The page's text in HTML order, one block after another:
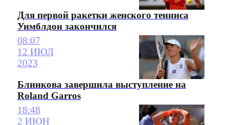
Для первой ракетки женского тенниса
Уимблдон закончился
08:07
12 ИЮЛ
2023
Блинкова завершила выступление на
Roland Garros
18:48
2 ИЮН